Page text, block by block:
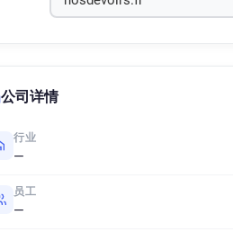
公司详情
行业
—
员工
—